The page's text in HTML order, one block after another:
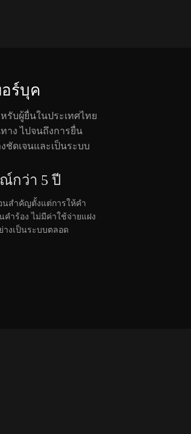
ร์บุค
รับผู้ยื่นในประเทศไทย
าง ไปจนถึงการยื่น
ดเจนและเป็นระบบ
กว่า 5 ปี
นสำคัญตั้งแต่การให้คำ
ำร้อง ไม่มีค่าใช้จ่ายแฝง
างเป็นระบบตลอด